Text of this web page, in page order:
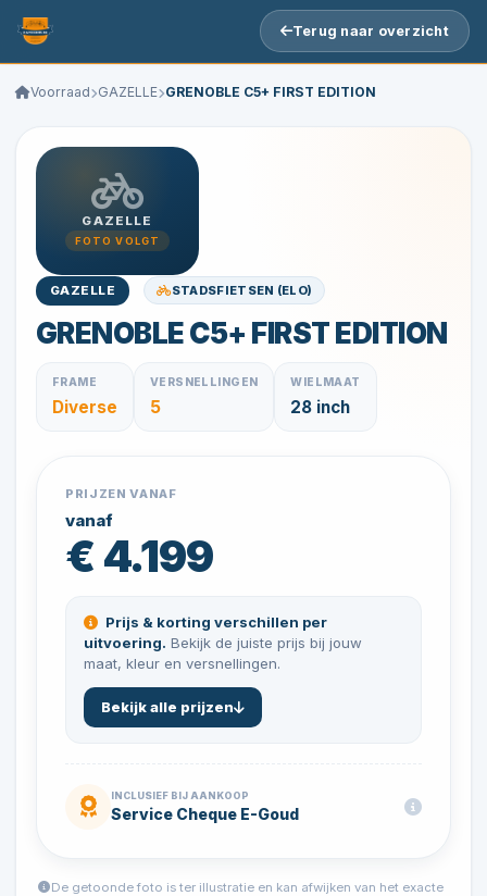
Terug naar overzicht
Voorraad GAZELLE GRENOBLE C5+ FIRST EDITION
GAZELLE
FOTO VOLGT
GAZELLE STADSFIETSEN (ELO)
GRENOBLE C5+ FIRST EDITION
FRAME
Diverse
VERSNELLINGEN
5
WIELMAAT
28 inch
PRIJZEN VANAF
vanaf
€ 4.199
Prijs & korting verschillen per
uitvoering. Bekijk de juiste prijs bij jouw
maat, kleur en versnellingen.
Bekijk alle prijzen
INCLUSIEF BIJ AANKOOP
Service Cheque E-Goud
De getoonde foto is ter illustratie en kan afwijken van het exacte